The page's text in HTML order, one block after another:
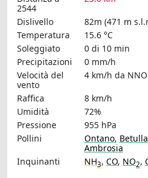
2544
Dislivello
82m (471 m
Temperatura
15.6 °C
Soleggiato
0 di 10 min
Precipitazioni
0 mm/h
Velocità del
vento
4 km/h da NNO
Raffica
8 km/h
Umidità
72%
Pressione
955 hPa
Pollini
Ontano, Betulla
Ambrosia
Inquinanti
NH3, CO, NO2,